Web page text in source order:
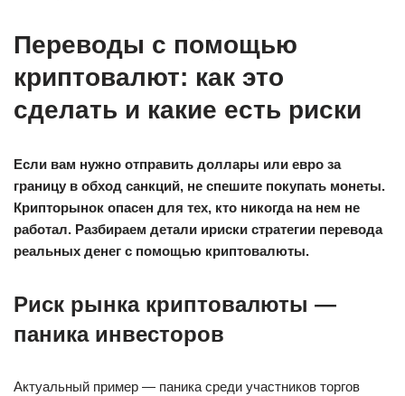
Переводы с помощью
криптовалют: как это
сделать и какие есть риски
Если вам нужно отправить доллары или евро за
границу в обход санкций, не спешите покупать монеты.
Крипторынок опасен для тех, кто никогда на нем не
работал. Разбираем детали ириски стратегии перевода
реальных денег с помощью криптовалюты.
Риск рынка криптовалюты —
паника инвесторов
Актуальный пример — паника среди участников торгов